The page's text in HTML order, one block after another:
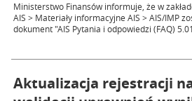
Ministerstwo Finansów informuje, że w
AIS > Materiały informacyjne AIS > AIS/IMP
dokument "AIS Pytania i odpowiedzi (FAQ)
Aktualizacja rejestracji